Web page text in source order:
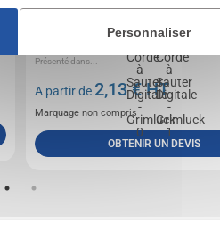
Corde numérique en ABS résistant. Avec
Présenté dans...
A partir de2,13€ HT
Marquage non compris
OBTENIR UN DEVIS
Personnaliser